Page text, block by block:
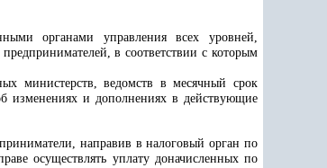
органами управления всех уровней,
в соответствии с которым
министерств, ведомств в месячный срок
изменениях и дополнениях в действующие
направив в налоговый орган по
осуществлять уплату доначисленных по